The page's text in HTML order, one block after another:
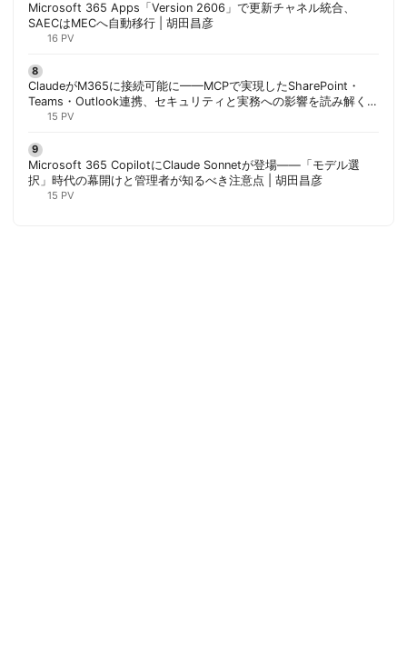
Microsoft 365 Apps「Version 2606」で更新チャネル統合、
SAECはMECへ自動移行 | 胡田昌彦
16 PV
ClaudeがM365に接続可能に——MCPで実現したSharePoint・
Teams・Outlook連携、セキュリティと実務への影響を読み解く |
胡田昌彦
15 PV
Microsoft 365 CopilotにClaude Sonnetが登場——「モデル選
択」時代の幕開けと管理者が知るべき注意点 | 胡田昌彦
15 PV